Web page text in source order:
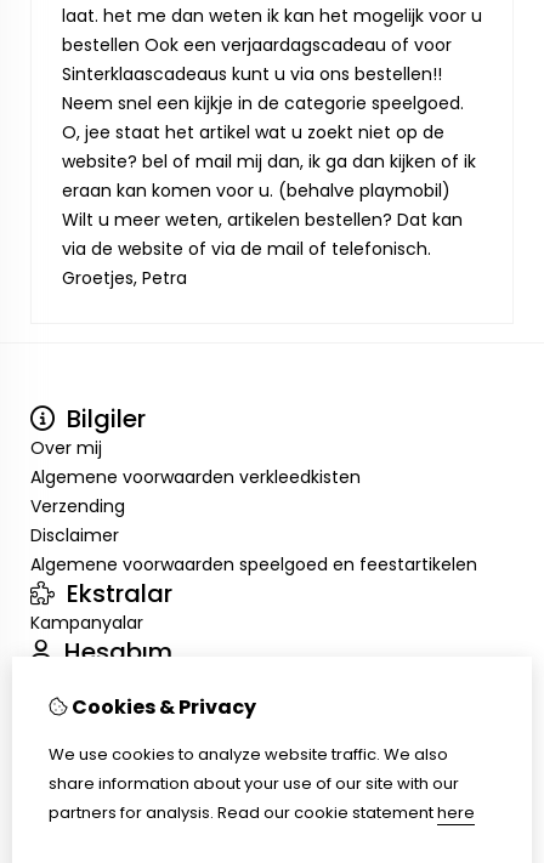
laat. het me dan weten ik kan het mogelijk voor u
bestellen Ook een verjaardagscadeau of voor
Sinterklaascadeaus kunt u via ons bestellen!!
Neem snel een kijkje in de categorie speelgoed.
O, jee staat het artikel wat u zoekt niet op de
website? bel of mail mij dan, ik ga dan kijken of ik
eraan kan komen voor u. (behalve playmobil)
Wilt u meer weten, artikelen bestellen? Dat kan
via de website of via de mail of telefonisch.
Groetjes, Petra
Bilgiler
Over mij
Algemene voorwaarden verkleedkisten
Verzending
Disclaimer
Algemene voorwaarden speelgoed en feestartikelen
Ekstralar
Kampanyalar
Hesabım
Sipariş Geçmişim
Müşteri Servisi
Ürün İadesi
Cookies & Privacy
We use cookies to analyze website traffic. We also
share information about your use of our site with our
partners for analysis. Read our cookie statementhere